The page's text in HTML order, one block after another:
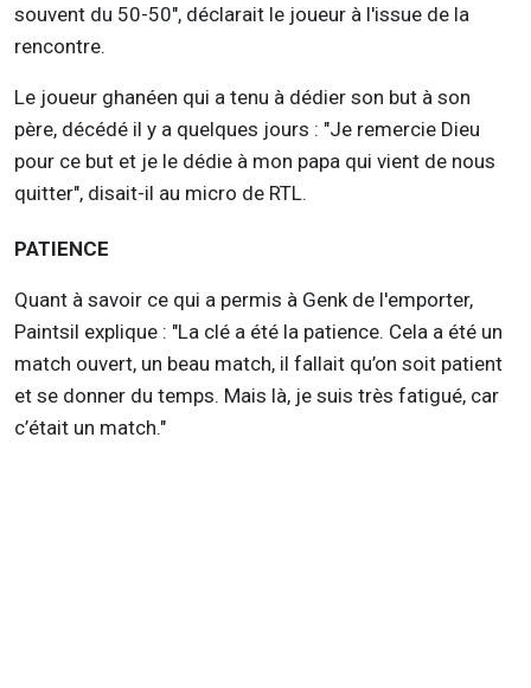
souvent du 50-50", déclarait le joueur à l'issue de la
rencontre.
Le joueur ghanéen qui a tenu à dédier son but à son
père, décédé il y a quelques jours : "Je remercie Dieu
pour ce but et je le dédie à mon papa qui vient de nous
quitter", disait-il au micro de RTL.
PATIENCE
Quant à savoir ce qui a permis à Genk de l'emporter,
Paintsil explique : "La clé a été la patience. Cela a été un
match ouvert, un beau match, il fallait qu’on soit patient
et se donner du temps. Mais là, je suis très fatigué, car
c’était un match."